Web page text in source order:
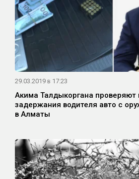
29.03.2019 в 17:23
Акима Талдыкоргана проверяют
задержания водителя авто с
в Алматы